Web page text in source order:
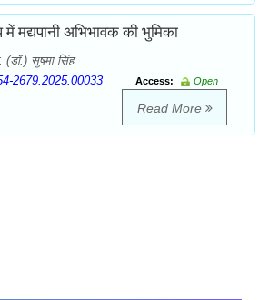
मद्यपानी अभिभावक की भुमिका
(डॉ.) सुषमा सिंह
2679.2025.00033 Access:
Open
Read More